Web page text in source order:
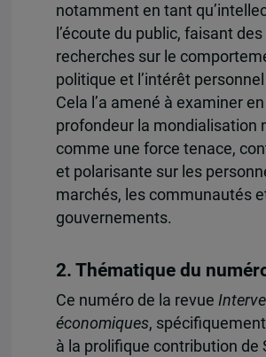
notamment en tant
l’écoute du public, faisant des
recherches sur le
politique et l’intérêt
Cela l’a amené à examiner en
profondeur la mondialisation
comme une force tenace,
et polarisante sur les
marchés, les communautés
gouvernements.
2. Thématique du
Ce numéro de la revue
économiques,
à la prolifique contribution de